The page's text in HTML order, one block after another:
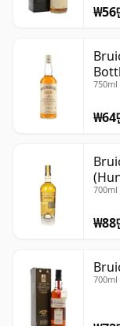
₩56
750ml
₩64
700ml
₩88
700ml